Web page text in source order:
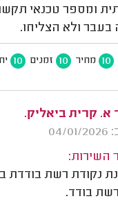
ומספר טכנאי
בעבר ולא הצליחו.
10 מחיר 10 זמנים 10
א. קרית ביאליק.
השירות:
נקודת רשת בודדת
בודד.